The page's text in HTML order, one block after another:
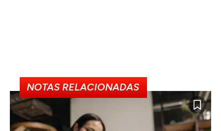
NOTAS RELACIONADAS